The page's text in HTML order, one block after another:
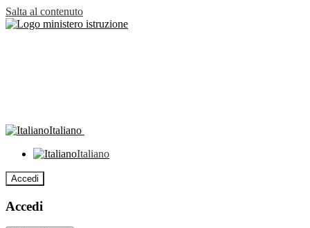
Salta al contenuto
Italiano
Italiano
Accedi
Accedi